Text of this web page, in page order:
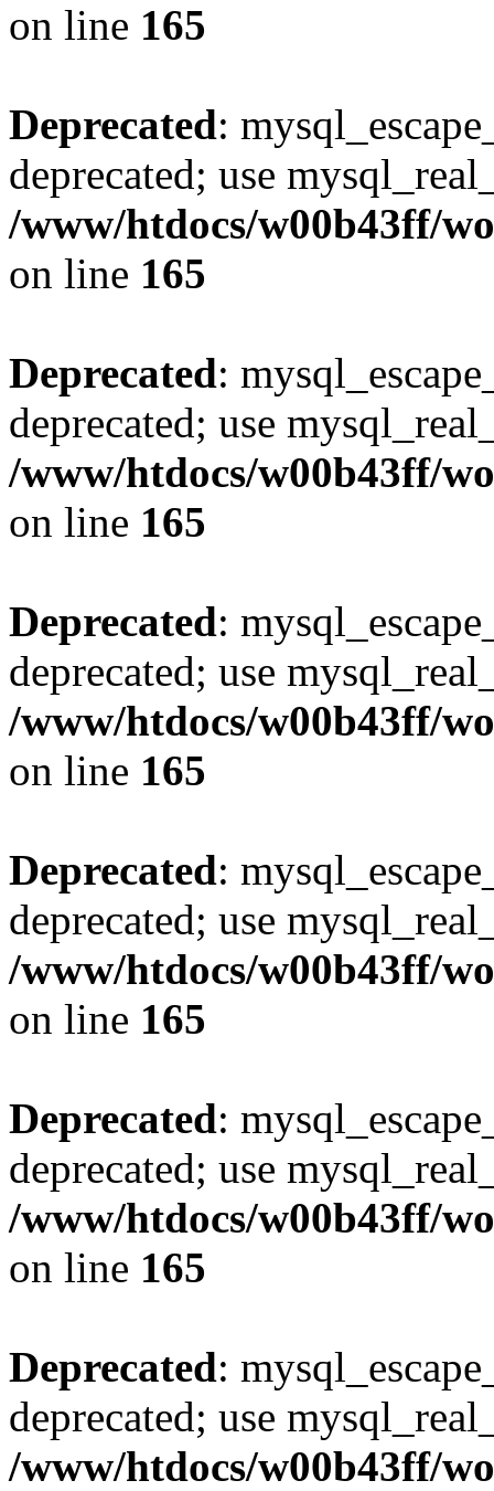
on line 165
Deprecated:
deprecated; use
/www/htdocs/w00b43ff/
on line 165
Deprecated:
deprecated; use
/www/htdocs/w00b43ff/
on line 165
Deprecated:
deprecated; use
/www/htdocs/w00b43ff/
on line 165
Deprecated:
deprecated; use
/www/htdocs/w00b43ff/
on line 165
Deprecated:
deprecated; use
/www/htdocs/w00b43ff/
on line 165
Deprecated:
deprecated; use
/www/htdocs/w00b43ff/